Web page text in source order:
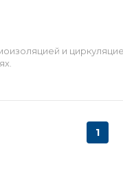
и
1